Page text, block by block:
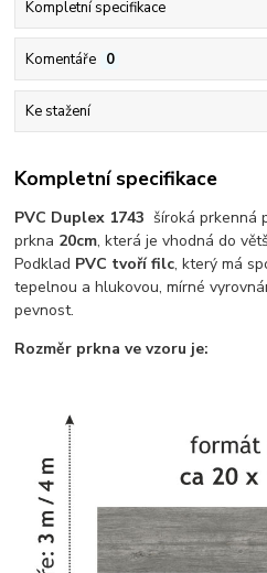
Kompletní specifikace
Komentáře 0
Ke stažení
Kompletní specifikace
PVC Duplex 1743 šíroká prkenná
prkna 20cm, která je vhodná do
Podklad PVC tvoří filc, který má
tepelnou a hlukovou, mírné
pevnost.
Rozměr prkna ve vzoru je: